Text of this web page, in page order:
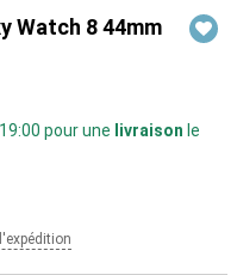
Watch 8 44mm
pour une livraison le